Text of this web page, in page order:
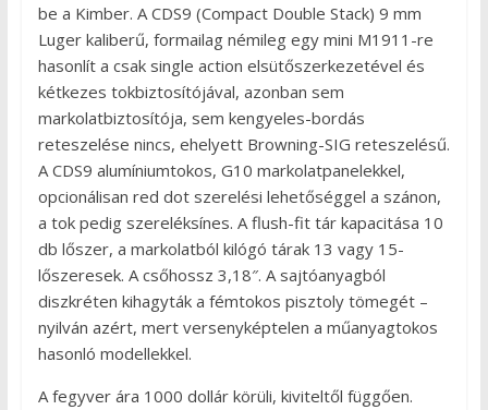
be a Kimber. A CDS9 (Compact Double Stack) 9 mm
Luger kaliberű, formailag némileg egy mini M1911-re
hasonlít a csak single action elsütőszerkezetével és
kétkezes tokbiztosítójával, azonban sem
markolatbiztosítója, sem kengyeles-bordás
reteszelése nincs, ehelyett Browning-SIG reteszelésű.
A CDS9 alumíniumtokos, G10 markolatpanelekkel,
opcionálisan red dot szerelési lehetőséggel a szánon,
a tok pedig szereléksínes. A flush-fit tár kapacitása 10
db lőszer, a markolatból kilógó tárak 13 vagy 15-
lőszeresek. A csőhossz 3,18″. A sajtóanyagból
diszkréten kihagyták a fémtokos pisztoly tömegét –
nyilván azért, mert versenyképtelen a műanyagtokos
hasonló modellekkel.
A fegyver ára 1000 dollár körüli, kiviteltől függően.